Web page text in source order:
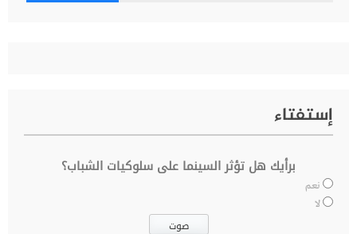
إستفتاء
برأيك هل تؤثر السينما على سلوكيات الشباب؟
نعم
لا